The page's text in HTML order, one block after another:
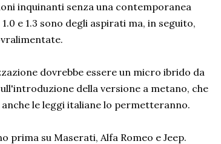
inquinanti senza una contemporanea
e 1.3 sono degli aspirati ma, in seguito,
dovrebbe essere un micro ibrido da
della versione a metano, che
le leggi italiane lo permetteranno.
su Maserati, Alfa Romeo e Jeep.